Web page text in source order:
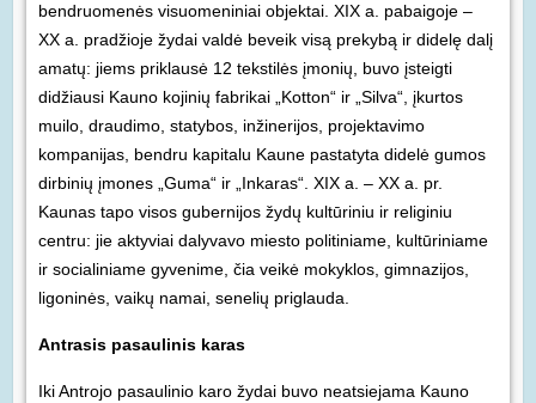
bendruomenės visuomeniniai objektai. XIX a. pabaigoje –
XX a. pradžioje žydai valdė beveik visą prekybą ir didelę dalį
amatų: jiems priklausė 12 tekstilės įmonių, buvo įsteigti
didžiausi Kauno kojinių fabrikai „Kotton“ ir „Silva“, įkurtos
muilo, draudimo, statybos, inžinerijos, projektavimo
kompanijas, bendru kapitalu Kaune pastatyta didelė gumos
dirbinių įmones „Guma“ ir „Inkaras“. XIX a. – XX a. pr.
Kaunas tapo visos gubernijos žydų kultūriniu ir religiniu
centru: jie aktyviai dalyvavo miesto politiniame, kultūriniame
ir socialiniame gyvenime, čia veikė mokyklos, gimnazijos,
ligoninės, vaikų namai, senelių priglauda.
Antrasis pasaulinis karas
Iki Antrojo pasaulinio karo žydai buvo neatsiejama Kauno